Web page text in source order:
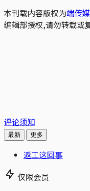
本刊载内容版权为端传
编辑部授权,请勿转载或
评论须知
最新 更多
返工这回事
仅限会员